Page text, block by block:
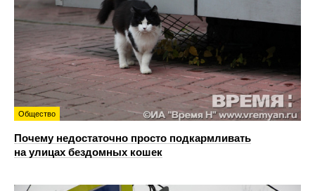
Общество
Почему недостаточно просто подкармливать
на улицах бездомных кошек